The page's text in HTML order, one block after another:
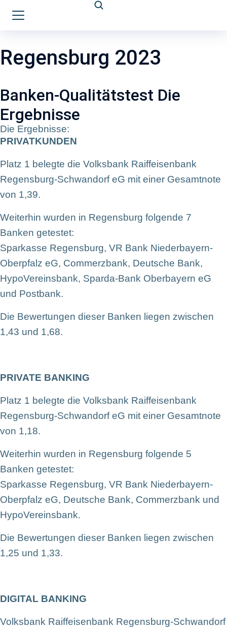
Regensburg 2023
Banken-Qualitätstest Die
Ergebnisse
Die Ergebnisse:
PRIVATKUNDEN
Platz 1 belegte die Volksbank Raiffeisenbank
Regensburg-Schwandorf eG mit einer Gesamtnote
von 1,39.
Weiterhin wurden in Regensburg folgende 7
Banken getestet:
Sparkasse Regensburg, VR Bank Niederbayern-
Oberpfalz eG, Commerzbank, Deutsche Bank,
HypoVereinsbank, Sparda-Bank Oberbayern eG
und Postbank.
Die Bewertungen dieser Banken liegen zwischen
1,43 und 1,68.
PRIVATE BANKING
Platz 1 belegte die Volksbank Raiffeisenbank
Regensburg-Schwandorf eG mit einer Gesamtnote
von 1,18.
Weiterhin wurden in Regensburg folgende 5
Banken getestet:
Sparkasse Regensburg, VR Bank Niederbayern-
Oberpfalz eG, Deutsche Bank, Commerzbank und
HypoVereinsbank.
Die Bewertungen dieser Banken liegen zwischen
1,25 und 1,33.
DIGITAL BANKING
Volksbank Raiffeisenbank Regensburg-Schwandorf